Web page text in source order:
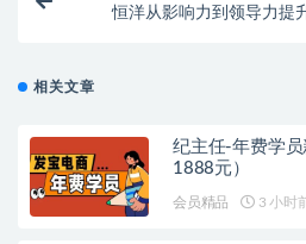
恒洋从影响力到领导力提
相关文章
纪主任-年费学
1888元）
会员精品 3 小时